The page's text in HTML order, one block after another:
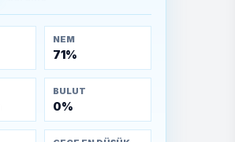
NEM
71%
BULUT
0%